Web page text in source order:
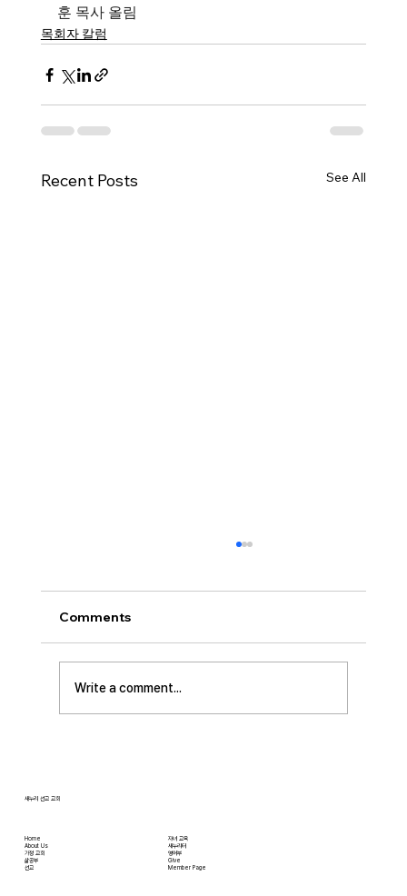
훈 목사 올림
목회자 칼럼
Recent Posts See All
오늘날 성도로서 올바른 신앙생활을 하는 데 걸
림돌이 되는 세 가지가 있습니다. 첫째는 안일주
의입니다. 산업혁명 이후 급속도로 발전한 물질
문명은 우리의 삶을 매우 편리하게 만들어 주었
Comments
Write a comment...
Home
About Us
​가정 교회
​삶공부
​선교
자녀 교육
새누리터
영어부
Give
Member Page
새누리 선교 교회